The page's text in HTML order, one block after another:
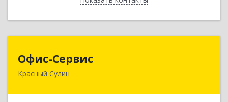
Офис-Сервис
Красный Сулин
346350, Ростовская обл, р-н Красносулинский,